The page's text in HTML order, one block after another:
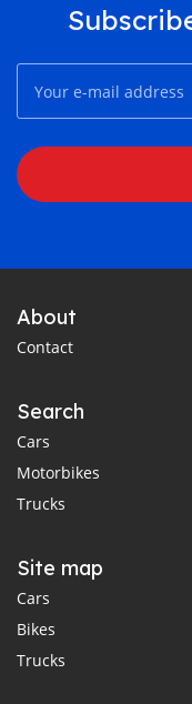
About
Contact
Search
Cars
Motorbikes
Trucks
Site map
Cars
Bikes
Trucks